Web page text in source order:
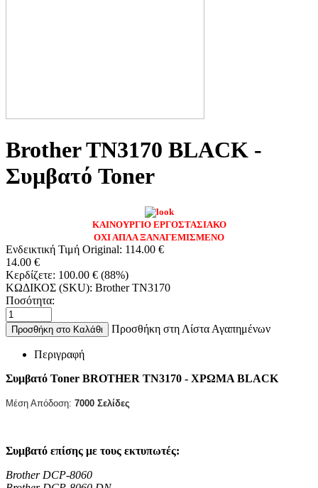
Brother TN3170 BLACK -
Συμβατό Toner
ΚΑΙΝΟΥΡΓΙΟ ΕΡΓΟΣΤΑΣΙΑΚΟ
ΟΧΙ ΑΠΛΑ ΞΑΝΑΓΕΜΙΣΜΕΝΟ
Ενδεικτική Τιμή Original: 114.00 €
14.00 €
Κερδίζετε: 100.00 € (88%)
ΚΩΔΙΚΟΣ (SKU): Brother TN3170
Ποσότητα:
Προσθήκη στο Καλάθι Προσθήκη στη Λίστα Αγαπημένων
Περιγραφή
Συμβατό Toner BROTHER TN3170 - ΧΡΩΜΑ BLACK
Μέση Απόδοση: 7000 Σελίδες
Συμβατό επίσης με τους εκτυπωτές:
Brother DCP-8060